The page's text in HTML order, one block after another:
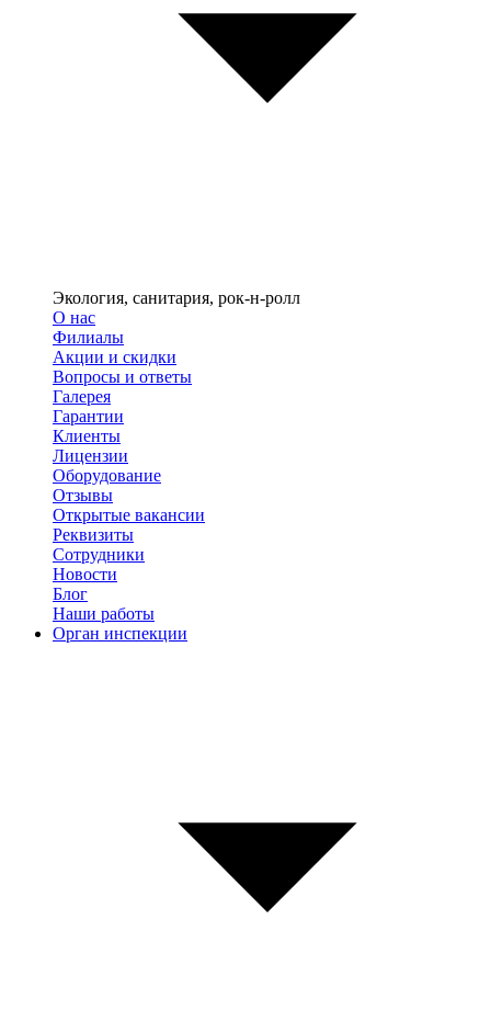
Экология, санитария, рок-н-ролл
О нас
Филиалы
Акции и скидки
Вопросы и ответы
Галерея
Гарантии
Клиенты
Лицензии
Оборудование
Отзывы
Открытые вакансии
Реквизиты
Сотрудники
Новости
Блог
Наши работы
Орган инспекции